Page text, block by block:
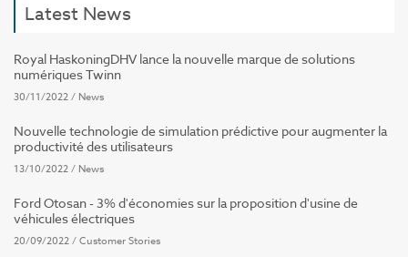
Latest News
Royal HaskoningDHV lance la nouvelle marque de solutions
numériques Twinn
30/11/2022/ News
Nouvelle technologie de simulation prédictive pour augmenter la
productivité des utilisateurs
13/10/2022/ News
Ford Otosan - 3% d'économies sur la proposition d'usine de
véhicules électriques
20/09/2022/Customer Stories